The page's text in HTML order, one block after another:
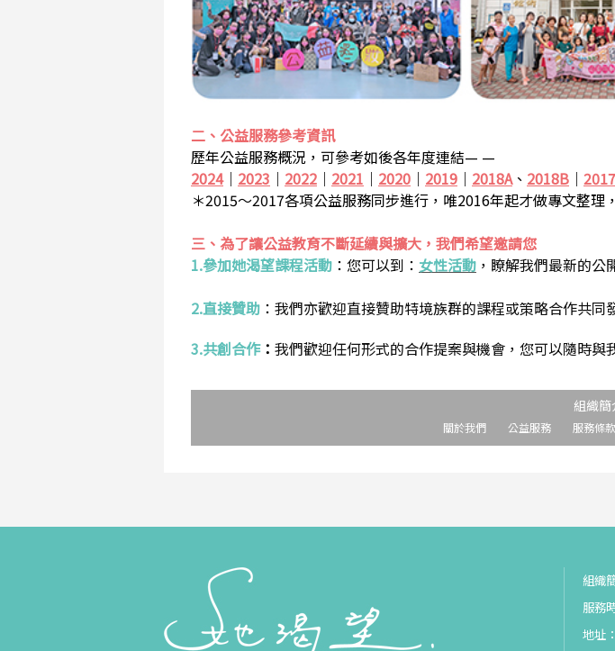
二、公益服務參考資訊
歷年公益服務概況，可參考如後各年度連結— —
2024｜ 2023 ｜ 2022 ｜ 2021 ｜ 2020 ｜ 2019 ｜ 2018A、 2018B ｜ 2017
＊2015～2017各項公益服務同步進行，唯2016年起才做專文整理
三、為了讓公益教育不斷延續與擴大，我們希望邀請您
1.參加她渴望課程活動 ： 您可以到： 女性活動 ，瞭解我們最新的公
2.直接贊助 ： 我們亦歡迎直接贊助特境族群的課程或策略合作共同
3.共創合作： 我們歡迎任何形式的合作提案與機會，您可以隨時
組織簡
關於我們 公益服務 服務條款
組織
服務
地址